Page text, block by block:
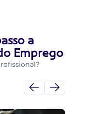
a
Emprego